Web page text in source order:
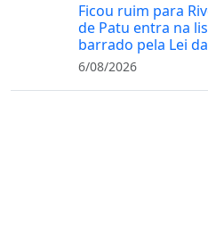
Ficou ruim para
de Patu entra na
barrado pela Lei
6/08/2026